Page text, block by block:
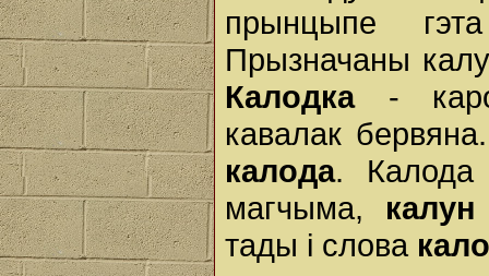
прынцыпе
Прызначаны
Калодка-
кавалак
калода.
магчыма, калун
тады і слова